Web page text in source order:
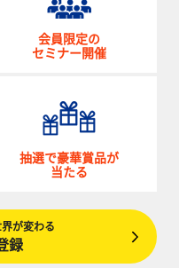
会員限定の
セミナー開催
抽選で豪華賞品が
当たる
が変わる
録